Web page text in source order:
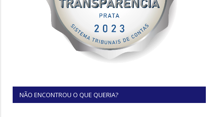
NÃO ENCONTROU O QUE QUERIA?